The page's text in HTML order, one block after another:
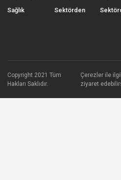
Sağlık
Sektörden
Copyright 2021 Tüm
Hakları Saklıdır.
Çerezler ile
ziyaret